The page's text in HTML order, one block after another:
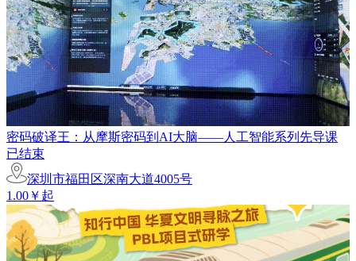
密码破译王：从摩斯密码到AI大脑——人工智能系列先导课
已结束
深圳市福田区深南大道4005号
1.00￥起